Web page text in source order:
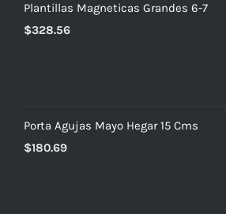
$663.52.$464.46.
Plantillas Magneticas Grandes 6-7
$328.56
Porta Agujas Mayo Hegar 15 Cms
$180.69